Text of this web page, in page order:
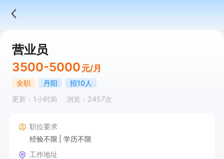
营业员
3500-5000 元/月
全职 丹阳
招10人
更新：1小时前
浏览：2457次
职位要求
经验不限
学历不限
工作地址